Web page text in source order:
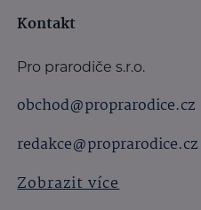
Kontakt
Pro prarodiče s.r.o.
obchod@proprarodice.cz
redakce@proprarodice.cz
Zobrazit více